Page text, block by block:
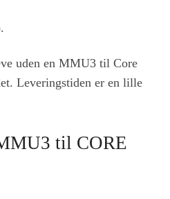
uden en MMU3 til Core
Leveringstiden er en lille
til CORE